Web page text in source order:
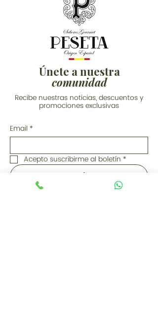
Únete a nuestra
comunidad
Recibe nuestras noticias, descuentos y
promociones exclusivas
Email *
Acepto suscribirme al boletín *
Enviar